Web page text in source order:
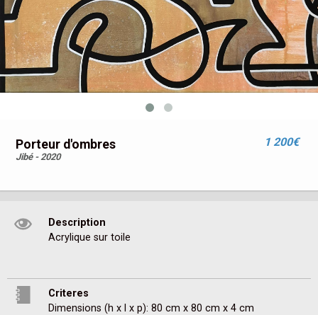
Porteur d'ombres
Jibé - 2020
1 200€
Description
Acrylique sur toile
Criteres
Dimensions (h x l x p): 80 cm x 80 cm x 4 cm